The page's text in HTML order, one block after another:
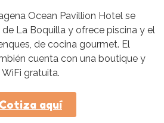
Ocean Pavillion Hotel se
La Boquilla y ofrece piscina y el
de cocina gourmet. El
cuenta con una boutique y
WiFi gratuita.
Cotiza aquí